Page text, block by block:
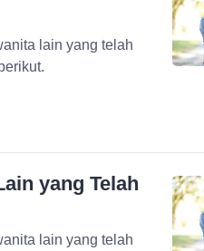
lain yang telah
yang Telah
lain yang telah